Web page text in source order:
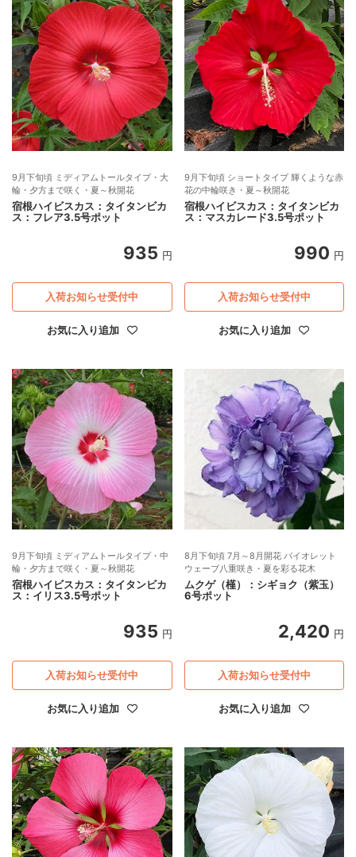
9月下旬頃 ミディアムトールタイプ・大
輪・夕方まで咲く・夏～秋開花
宿根ハイビスカス：タイタンビカ
ス：フレア3.5号ポット
935 円
お気に入り追加
入荷お知らせ受付中
9月下旬頃 ショートタイプ 輝くような赤
花の中輪咲き・夏～秋開花
宿根ハイビスカス：タイタンビカ
ス：マスカレード3.5号ポット
990 円
お気に入り追加
入荷お知らせ受付中
9月下旬頃 ミディアムトールタイプ・中
輪・夕方まで咲く・夏～秋開花
宿根ハイビスカス：タイタンビカ
ス：イリス3.5号ポット
935 円
お気に入り追加
入荷お知らせ受付中
8月下旬頃 7月～8月開花 バイオレット
ウェーブ八重咲き・夏を彩る花木
ムクゲ（槿）：シギョク（紫玉）
6号ポット
2,420 円
お気に入り追加
入荷お知らせ受付中